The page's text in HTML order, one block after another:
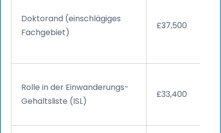
Doktorand (einschlägiges
Fachgebiet)
£37,500
Rolle in der Einwanderungs-
Gehaltsliste (ISL)
£33,400